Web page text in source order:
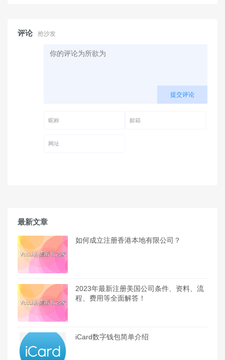
评论 抢沙发
提交评论
最新文章
如何成立注册香港本地有限公司？
2023年最新注册美国公司条件、资料、流
程、费用等全面解答！
iCard数字钱包简单介绍